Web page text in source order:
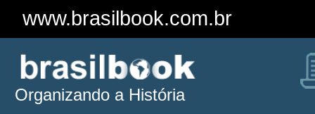
www.brasilbook.com.br
Organizando a História